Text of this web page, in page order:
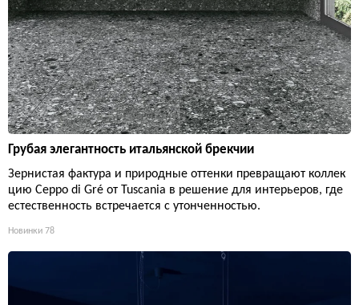
Грубая элегантность итальянской брекчии
Зернистая фактура и природные оттенки превращают коллек
цию Ceppo di Gré от Tuscania в решение для интерьеров, где
естественность встречается с утонченностью.
Новинки 78